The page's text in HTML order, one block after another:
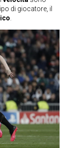
di giocatore, il
.